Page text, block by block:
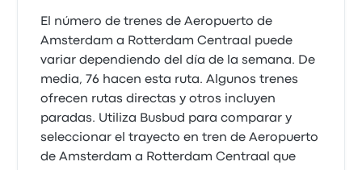
El número de trenes de Aeropuerto de
Amsterdam a Rotterdam Centraal puede
variar dependiendo del día de la semana. De
media, 76 hacen esta ruta. Algunos trenes
ofrecen rutas directas y otros incluyen
paradas. Utiliza Busbud para comparar y
seleccionar el trayecto en tren de Aeropuerto
de Amsterdam a Rotterdam Centraal que